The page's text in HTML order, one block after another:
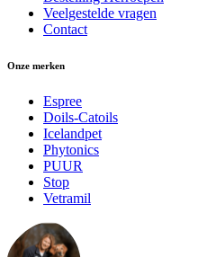
Veelgestelde vragen
Contact
Onze merken
Espree
Doils-Catoils
Icelandpet
Phytonics
PUUR
Stop
Vetramil